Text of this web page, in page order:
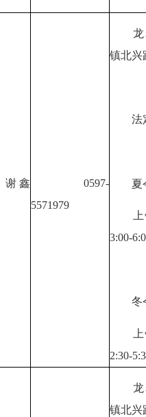
鑫
0597-
5571979
龙岩
镇北兴
法定
夏
上午
3:00-
冬
上午
2:30-
龙岩
镇北兴